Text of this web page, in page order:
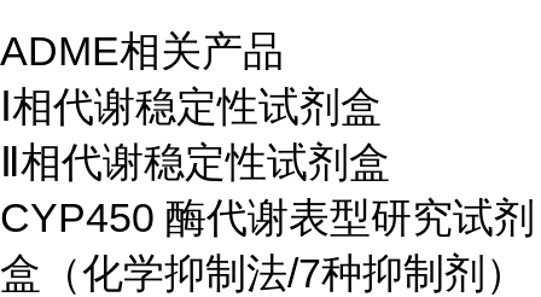
ADME相关产品
Ⅰ相代谢稳定性试剂盒
Ⅱ相代谢稳定性试剂盒
CYP450 酶代谢表型研究试剂
盒（化学抑制法/7种抑制剂）